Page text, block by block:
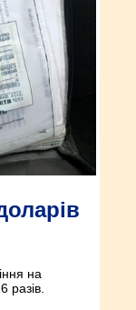
на
разів.